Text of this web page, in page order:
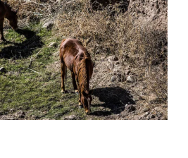
El
Combate
A
La
Corrupción:
Congreso